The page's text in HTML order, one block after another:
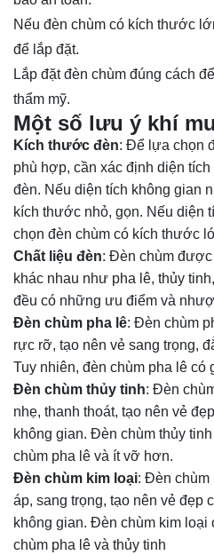
Nếu đèn chùm có kích thước
để lắp đặt.
Lắp đặt đèn chùm đúng cách
thẩm mỹ.
Một số lưu ý khí
Kích thước đèn: Để lựa chọn
phù hợp, cần xác định diện
đèn. Nếu diện tích không gian
kích thước nhỏ, gọn. Nếu diện
chọn đèn chùm có kích thước
Chất liệu đèn: Đèn chùm
khác nhau như pha lê, thủy
đều có những ưu điểm và
Đèn chùm pha lê: Đèn chùm
rực rỡ, tạo nên vẻ sang trọng,
Tuy nhiên, đèn chùm pha lê có
Đèn chùm thủy tinh: Đèn
nhẹ, thanh thoát, tạo nên vẻ
không gian. Đèn chùm thủy
chùm pha lê và ít vỡ hơn.
Đèn chùm kim loại: Đèn chùm
áp, sang trọng, tạo nên vẻ đẹp
không gian. Đèn chùm kim loại
chùm pha lê và thủy tinh